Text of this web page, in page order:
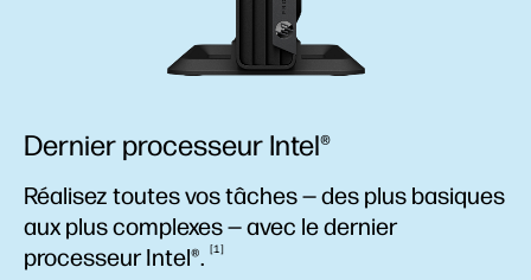
Dernier processeur Intel®
Réalisez toutes vos tâches — des plus basiques
aux plus complexes — avec le dernier
processeurIntel®. 1